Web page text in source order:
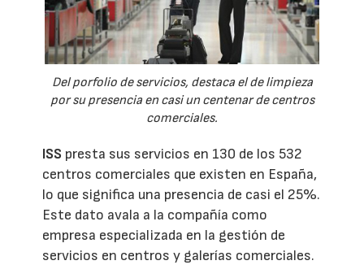
Del porfolio de servicios, destaca el de limpieza
por su presencia en casi un centenar de centros
comerciales.
ISS presta sus servicios en 130 de los 532
centros comerciales que existen en España,
lo que significa una presencia de casi el 25%.
Este dato avala a la compañía como
empresa especializada en la gestión de
servicios en centros y galerías comerciales.